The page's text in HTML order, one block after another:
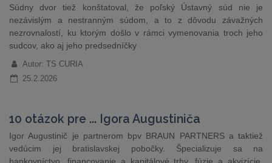
Súdny dvor tiež konštatoval, že poľský Ústavný súd nie je
nezávislým a nestranným súdom, a to z dôvodu závažných
nezrovnalostí, ku ktorým došlo v rámci vymenovania troch jeho
sudcov, ako aj jeho predsedníčky
Autor: TS CURIA
25.2.2026
10 otázok pre ... Igora Augustiniča
Igor Augustinič je partnerom bpv BRAUN PARTNERS a taktiež
vedúcim jej bratislavskej pobočky. Špecializuje sa na